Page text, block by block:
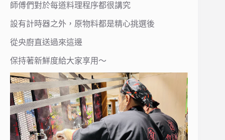
師傅們對於每道料理程序都很講究
設有計時器之外，原物料都是精心挑選後
從央廚直送過來這邊
保持著新鮮度給大家享用～